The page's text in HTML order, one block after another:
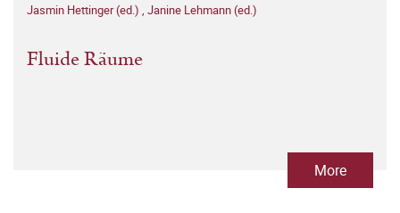
Jasmin Hettinger (ed.) , Janine Lehmann (ed.)
Fluide Räume
More